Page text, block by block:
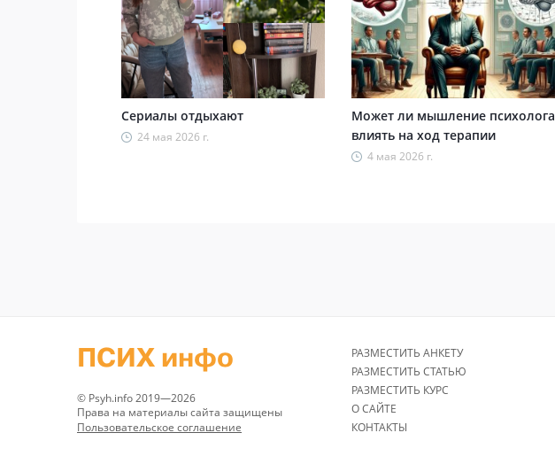
Сериалы отдыхают
24 мая 2026 г.
Может ли мышление психолога
влиять на ход терапии
4 мая 2026 г.
ПСИХ инфо
© Psyh.info 2019—2026
Права на материалы сайта защищены
Пользовательское соглашение
РАЗМЕСТИТЬ АНКЕТУ
РАЗМЕСТИТЬ СТАТЬЮ
РАЗМЕСТИТЬ КУРС
О САЙТЕ
КОНТАКТЫ